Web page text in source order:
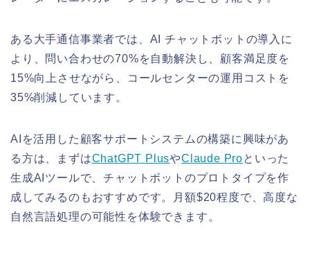
ある大手通信事業者では、AI チャットボットの導入に
より、問い合わせの70%を自動解決し、顧客満足度を
15%向上させながら、コールセンターの運用コストを
35%削減しています。
AIを活用した顧客サポートシステムの構築に興味があ
る方は、まずはChatGPT PlusやClaude Proといった
生成AIツールで、チャットボットのプロトタイプを作
成してみるのもおすすめです。月額$20程度で、高度な
自然言語処理の可能性を体験できます。